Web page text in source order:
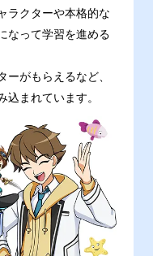
ラクターや本格的な
なって学習を進める
がもらえるなど、
まれています。